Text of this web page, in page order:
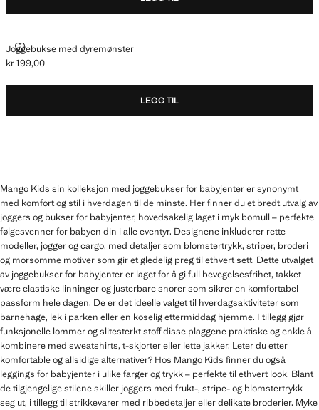
Joggebukse med dyremønster
JOGGEBUKSE MED DYREMØNSTER
Gjeldende pris [kr 199,00 ]
kr 199,00
LEGG TIL
Mango Kids sin kolleksjon med joggebukser for babyjenter er synonymt
med komfort og stil i hverdagen til de minste. Her finner du et bredt utvalg av
joggers og bukser for babyjenter, hovedsakelig laget i myk bomull – perfekte
følgesvenner for babyen din i alle eventyr. Designene inkluderer rette
modeller, jogger og cargo, med detaljer som blomstertrykk, striper, broderi
og morsomme motiver som gir et gledelig preg til ethvert sett. Dette utvalget
av joggebukser for babyjenter er laget for å gi full bevegelsesfrihet, takket
være elastiske linninger og justerbare snorer som sikrer en komfortabel
passform hele dagen. De er det ideelle valget til hverdagsaktiviteter som
barnehage, lek i parken eller en koselig ettermiddag hjemme. I tillegg gjør
funksjonelle lommer og slitesterkt stoff disse plaggene praktiske og enkle å
kombinere med sweatshirts, t-skjorter eller lette jakker. Leter du etter
komfortable og allsidige alternativer? Hos Mango Kids finner du også
leggings for babyjenter i ulike farger og trykk – perfekte til ethvert look. Blant
de tilgjengelige stilene skiller joggers med frukt-, stripe- og blomstertrykk
seg ut, i tillegg til strikkevarer med ribbedetaljer eller delikate broderier. Myke